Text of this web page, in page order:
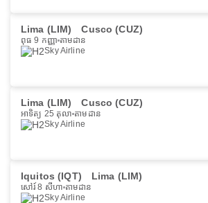
Lima (LIM) Cusco (CUZ)
ពុធ 9 កញ្ញា តាមដាន
Sky Airline
Lima (LIM) Cusco (CUZ)
អាទិត្យ 25 តុលា តាមដាន
Sky Airline
Iquitos (IQT) Lima (LIM)
សៅរ៍ 8 សីហា តាមដាន
Sky Airline